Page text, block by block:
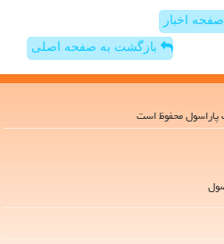
صفحه اخبار
بازگشت به صفحه اصلی